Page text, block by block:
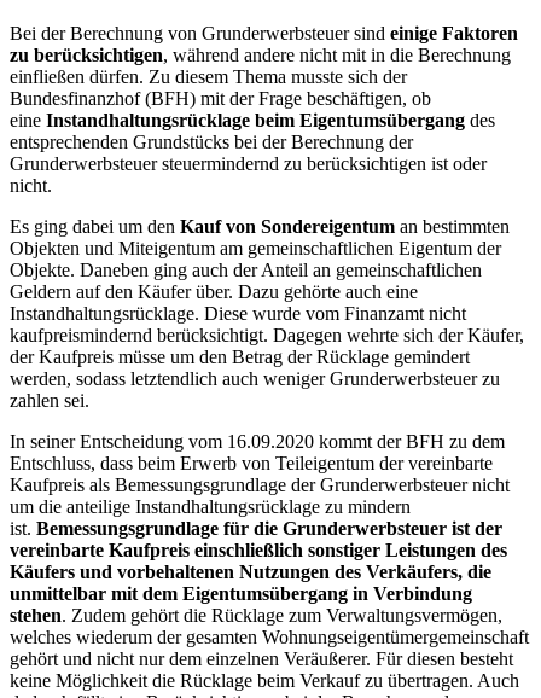
Bei der Berechnung von Grunderwerbsteuer sind einige Faktoren
zu berücksichtigen, während andere nicht mit in die Berechnung
einfließen dürfen. Zu diesem Thema musste sich der
Bundesfinanzhof (BFH) mit der Frage beschäftigen, ob
eine Instandhaltungsrücklage beim Eigentumsübergang des
entsprechenden Grundstücks bei der Berechnung der
Grunderwerbsteuer steuermindernd zu berücksichtigen ist oder
nicht.
Es ging dabei um den Kauf von Sondereigentum an bestimmten
Objekten und Miteigentum am gemeinschaftlichen Eigentum der
Objekte. Daneben ging auch der Anteil an gemeinschaftlichen
Geldern auf den Käufer über. Dazu gehörte auch eine
Instandhaltungsrücklage. Diese wurde vom Finanzamt nicht
kaufpreismindernd berücksichtigt. Dagegen wehrte sich der Käufer,
der Kaufpreis müsse um den Betrag der Rücklage gemindert
werden, sodass letztendlich auch weniger Grunderwerbsteuer zu
zahlen sei.
In seiner Entscheidung vom 16.09.2020 kommt der BFH zu dem
Entschluss, dass beim Erwerb von Teileigentum der vereinbarte
Kaufpreis als Bemessungsgrundlage der Grunderwerbsteuer nicht
um die anteilige Instandhaltungsrücklage zu mindern
ist. Bemessungsgrundlage für die Grunderwerbsteuer ist der
vereinbarte Kaufpreis einschließlich sonstiger Leistungen des
Käufers und vorbehaltenen Nutzungen des Verkäufers, die
unmittelbar mit dem Eigentumsübergang in Verbindung
stehen. Zudem gehört die Rücklage zum Verwaltungsvermögen,
welches wiederum der gesamten Wohnungseigentümergemeinschaft
gehört und nicht nur dem einzelnen Veräußerer. Für diesen besteht
keine Möglichkeit die Rücklage beim Verkauf zu übertragen. Auch